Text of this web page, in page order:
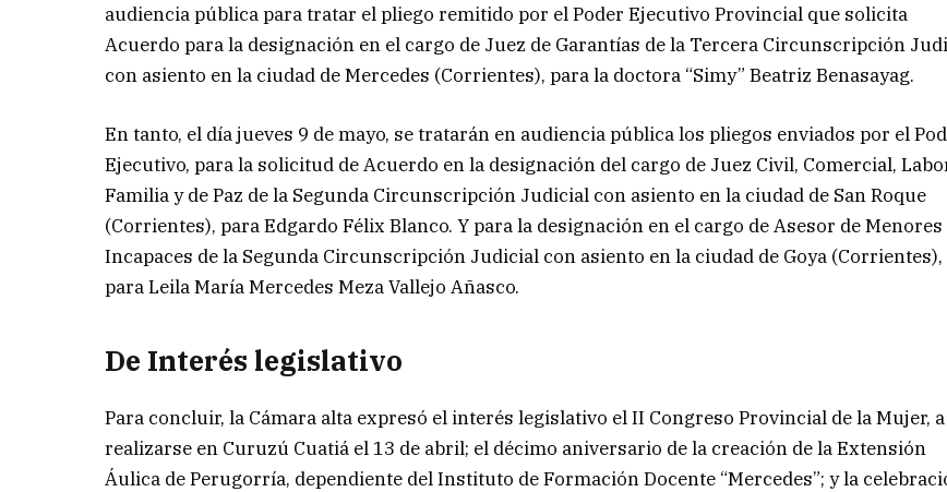
audiencia pública para tratar el pliego remitido por el Poder Ejecutivo Provincial que solicita
Acuerdo para la designación en el cargo de Juez de Garantías de la Tercera Circunscripción
con asiento en la ciudad de Mercedes (Corrientes), para la doctora “Simy” Beatriz Benasayag.
En tanto, el día jueves 9 de mayo, se tratarán en audiencia pública los pliegos enviados por el
Ejecutivo, para la solicitud de Acuerdo en la designación del cargo de Juez Civil, Comercial,
Familia y de Paz de la Segunda Circunscripción Judicial con asiento en la ciudad de San Roque
(Corrientes), para Edgardo Félix Blanco. Y para la designación en el cargo de Asesor de Menores
Incapaces de la Segunda Circunscripción Judicial con asiento en la ciudad de Goya (Corrientes),
para Leila María Mercedes Meza Vallejo Añasco.
De Interés legislativo
Para concluir, la Cámara alta expresó el interés legislativo el II Congreso Provincial de la Mujer, a
realizarse en Curuzú Cuatiá el 13 de abril; el décimo aniversario de la creación de la Extensión
Áulica de Perugorría, dependiente del Instituto de Formación Docente “Mercedes”; y la